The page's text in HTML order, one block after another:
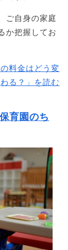
ご自身の家庭
か把握してお
料金はどう変
わる？」を読む
育園のち